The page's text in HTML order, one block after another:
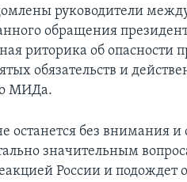
руководители
обращения
риторика об опасности
обязательств и
МИДа.
останется без внимания и
значительным
России и подождет